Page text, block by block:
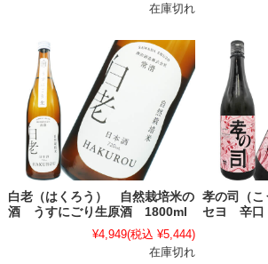
在庫切れ
白老（はくろう） 自然栽培米の
酒 うすにごり生原酒 1800ml
¥4,949(税込 ¥5,444)
在庫切れ
孝の司（
セヨ 辛